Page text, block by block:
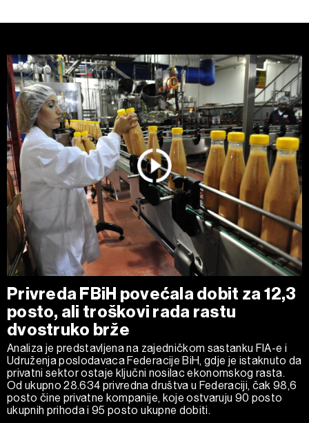
Privreda FBiH povećala dobit za 12,3
posto, ali troškovi rada rastu
dvostruko brže
Analiza je predstavljena na zajedničkom sastanku FIA-e i
Udruženja poslodavaca Federacije BiH, gdje je istaknuto da
privatni sektor ostaje ključni nosilac ekonomskog rasta.
Od ukupno 28.634 privredna društva u Federaciji, čak 98,6
posto čine privatne kompanije, koje ostvaruju 90 posto
ukupnih prihoda i 95 posto ukupne dobiti.